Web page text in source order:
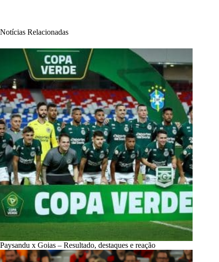
Notícias Relacionadas
Paysandu x Goias – Resultado, destaques e reação